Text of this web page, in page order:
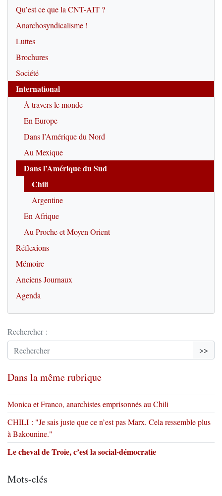
Qu’est ce que la CNT-AIT ?
Anarchosyndicalisme !
Luttes
Brochures
Société
International
À travers le monde
En Europe
Dans l’Amérique du Nord
Au Mexique
Dans l’Amérique du Sud
Chili
Argentine
En Afrique
Au Proche et Moyen Orient
Réflexions
Mémoire
Anciens Journaux
Agenda
Rechercher :
>>
Dans la même rubrique
Monica et Franco, anarchistes emprisonnés au Chili
CHILI : "Je sais juste que ce n’est pas Marx. Cela ressemble plus
à Bakounine."
Le cheval de Troie, c’est la social-démocratie
Mots-clés